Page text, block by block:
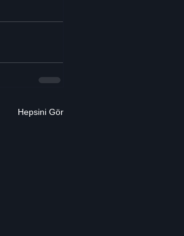
Hepsini Gör